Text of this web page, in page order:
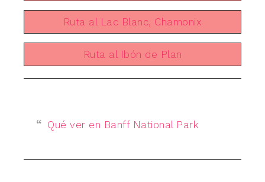
Ruta al Lac Blanc, Chamonix
Ruta al Ibón de Plan
Qué ver en Banff National Park